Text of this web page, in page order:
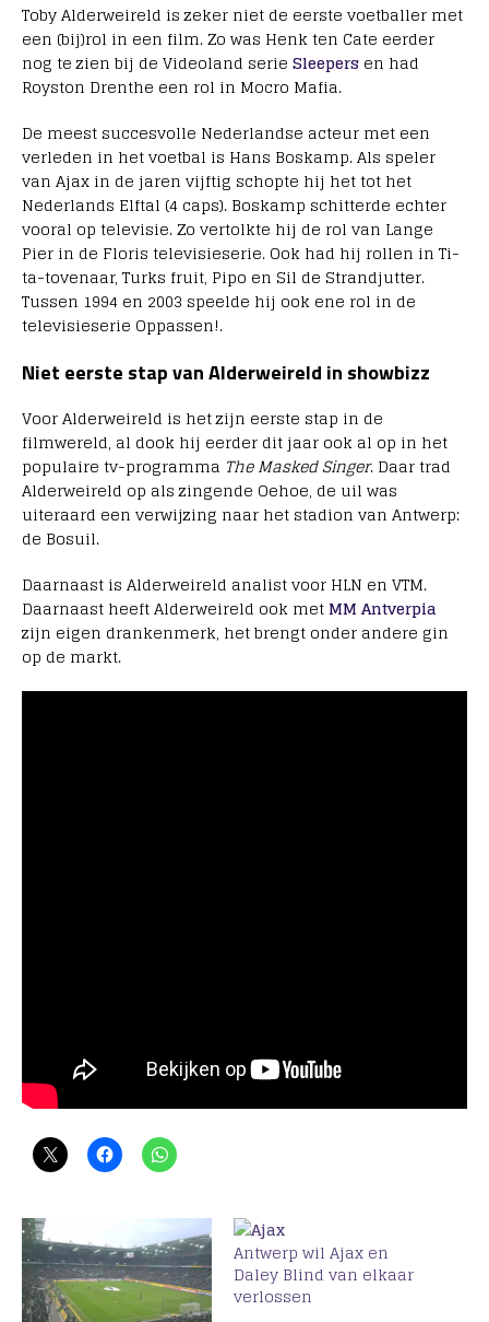
Toby Alderweireld is zeker niet de eerste voetballer met
een (bij)rol in een film. Zo was Henk ten Cate eerder
nog te zien bij de Videoland serie Sleepers en had
Royston Drenthe een rol in Mocro Mafia.
De meest succesvolle Nederlandse acteur met een
verleden in het voetbal is Hans Boskamp. Als speler
van Ajax in de jaren vijftig schopte hij het tot het
Nederlands Elftal (4 caps). Boskamp schitterde echter
vooral op televisie. Zo vertolkte hij de rol van Lange
Pier in de Floris televisieserie. Ook had hij rollen in Ti-
ta-tovenaar, Turks fruit, Pipo en Sil de Strandjutter.
Tussen 1994 en 2003 speelde hij ook ene rol in de
televisieserie Oppassen!.
Niet eerste stap van Alderweireld in showbizz
Voor Alderweireld is het zijn eerste stap in de
filmwereld, al dook hij eerder dit jaar ook al op in het
populaire tv-programma The Masked Singer. Daar trad
Alderweireld op als zingende Oehoe, de uil was
uiteraard een verwijzing naar het stadion van Antwerp:
de Bosuil.
Daarnaast is Alderweireld analist voor HLN en VTM.
Daarnaast heeft Alderweireld ook metMM Antverpia
zijn eigen drankenmerk, het brengt onder andere gin
op de markt.
Antwerp wil Ajax en
Daley Blind van elkaar
verlossen